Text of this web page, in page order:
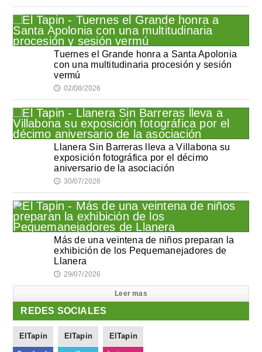
Tuernes el Grande honra a Santa Apolonia
con una multitudinaria procesión y sesión
vermú
🕔 02/08/2026
Llanera Sin Barreras lleva a Villabona su
exposición fotográfica por el décimo
aniversario de la asociación
🕔 30/07/2026
Más de una veintena de niños preparan la
exhibición de los Pequemanejadores de
Llanera
🕔 29/07/2026
Leer mas
REDES SOCIALES
ElTapin ElTapin ElTapin